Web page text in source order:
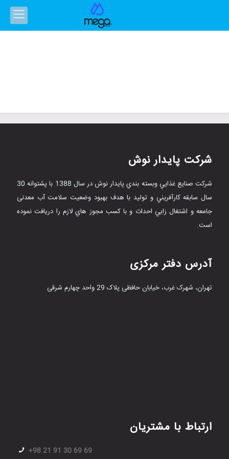
شرکت پایدار نوش
شرکت صنايع غذايي وبسته بندي پایدار نوش در سال 1388 با پشتوانه 30
سال سابقه کارآفريني و توليد با هدف بهبود وضعيت سلامت آب معدنی
جامعه و اشتغال زايي احداث و با کسب مجوز هاي لازم را دریافت نموده
است.
آدرس دفتر مرکزی
تهران، شهرک غرب، خیابان حافظی پلاک 29 واحد چهارم شرقی
ارتباط با مشتریان
+98 21 91 30 69 69